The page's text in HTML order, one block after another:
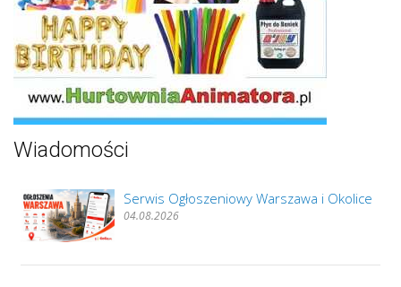
Wiadomości
Serwis Ogłoszeniowy Warszawa i Okolice
04.08.2026